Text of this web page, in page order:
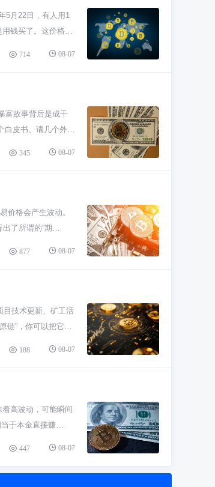
一个不起眼甚至充
5月22日，有人用1
钱买了。这价格说
普通人根本没意识
挺酷，压根不是为
不见贼挨打。
714 08-07
富故事背后是成千
白皮书、请几个外国
找谁要去？这种纯
融、改变世界，听
着大量低成本甚至
抄底，其实只是在
，更别借钱来投。
345 08-07
价格会产生波动。
了所谓的“期
不是官方定的股票
较劲。Filecoin主网
价多少”，更重要的
之，在币圈玩，尤
和风险，这才是保
877 08-07
目技术更新、矿工活
链”，你可以把它看
度怎么样。新手看
涨；但要是碰上大
别把所有家当都压
别跟着市场情绪瞎
188 08-07
高波动，可能瞬间
于本金直接赚
试水。 玩的时候
得把它当成命根子
久点，一定要设止
447 08-07